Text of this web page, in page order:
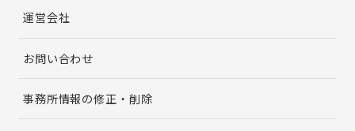
運営会社
お問い合わせ
事務所情報の修正・削除